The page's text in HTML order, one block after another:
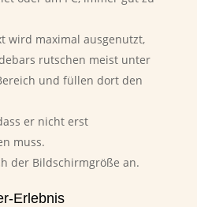
wird maximal ausgenutzt,
rutschen meist unter
und füllen dort den
er nicht erst
muss.
der Bildschirmgröße an.
Erlebnis